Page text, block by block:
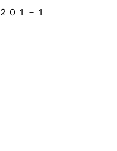
０１－１